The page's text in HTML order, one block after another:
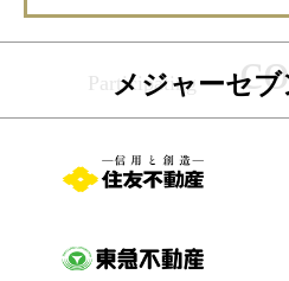
メジャーセブ